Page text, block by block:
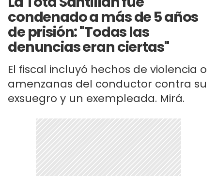
condenado a más de 5 años
de prisión: "Todas las
denuncias eran ciertas"
El fiscal incluyó hechos de violencia o
amenzanas del conductor contra su
exsuegro y un exempleada. Mirá.